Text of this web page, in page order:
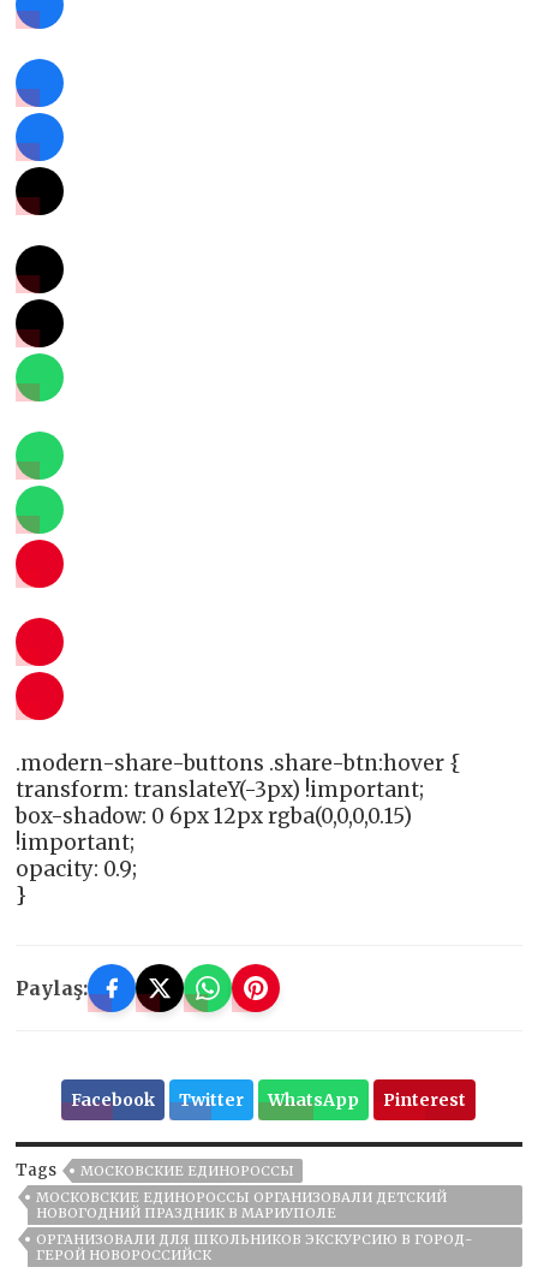
.modern-share-buttons .share-btn:hover {
transform: translateY(-3px) !important;
box-shadow: 0 6px 12px rgba(0,0,0,0.15)
!important;
opacity: 0.9;
}
Paylaş:
Facebook Twitter WhatsApp Pinterest
Tags
МОСКОВСКИЕ ЕДИНОРОССЫ
МОСКОВСКИЕ ЕДИНОРОССЫ ОРГАНИЗОВАЛИ ДЕТСКИЙ
НОВОГОДНИЙ ПРАЗДНИК В МАРИУПОЛЕ
ОРГАНИЗОВАЛИ ДЛЯ ШКОЛЬНИКОВ ЭКСКУРСИЮ В ГОРОД-
ГЕРОЙ НОВОРОССИЙСК